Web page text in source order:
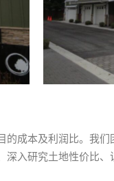
成本及利润比。我
入研究土地性价比